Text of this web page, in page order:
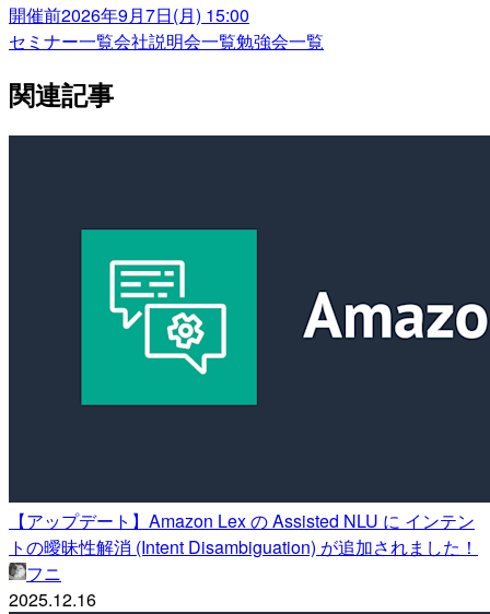
開催前2026年9月7日(月) 15:00
セミナー一覧会社説明会一覧勉強会一覧
関連記事
【アップデート】Amazon Lex の Assisted NLU に インテン
トの曖昧性解消 (Intent Disambiguation) が追加されました！
フニ
2025.12.16